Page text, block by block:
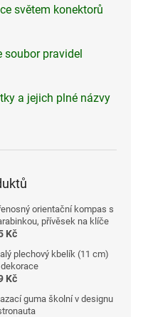
světem konektorů
soubor pravidel
a jejich plné názvy
orientační kompas s
přívěsek na klíče
Kč
plechový kbelík (11 cm)
Kč
guma školní v designu